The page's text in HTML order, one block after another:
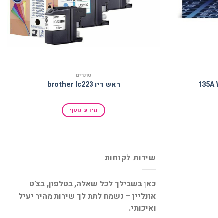
טונרים
ראש דיו brother lc223
מידע נוסף
שירות לקוחות
כאן בשבילך לכל שאלה, בטלפון, בצ’ט
אונליין – נשמח לתת לך שירות מהיר יעיל
ואיכותי.